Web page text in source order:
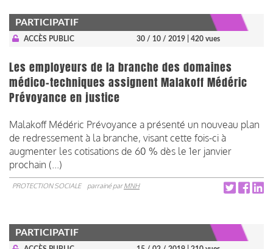
PARTICIPATIF
ACCÈS PUBLIC 30 / 10 / 2019 | 420 vues
Les employeurs de la branche des domaines
médico-techniques assignent Malakoff Médéric
Prévoyance en justice
Malakoff Médéric Prévoyance a présenté un nouveau plan
de redressement à la branche, visant cette fois-ci à
augmenter les cotisations de 60 % dès le 1er janvier
prochain (...)
PROTECTION SOCIALE parrainé parMNH
PARTICIPATIF